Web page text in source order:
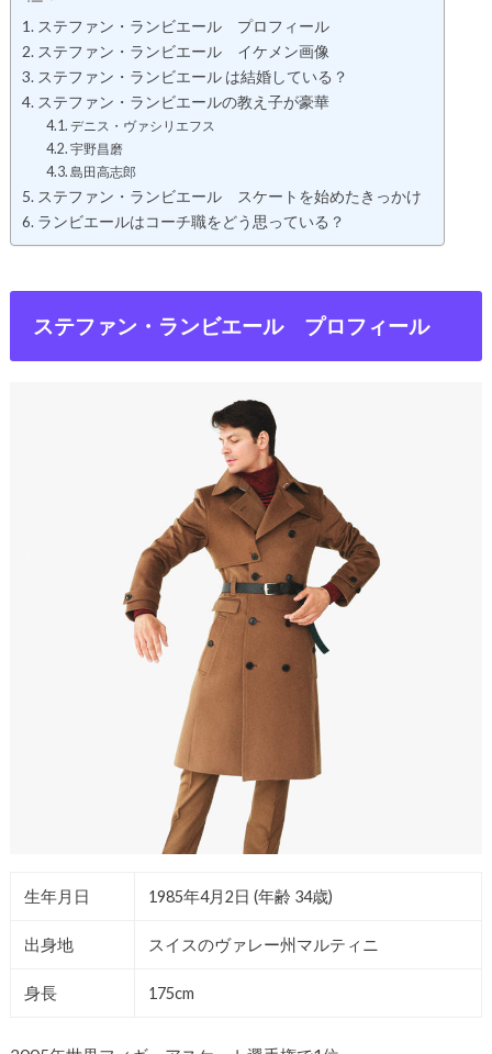
ステファン・ランビエール プロフィール
ステファン・ランビエール イケメン画像
ステファン・ランビエール は結婚している？
ステファン・ランビエールの教え子が豪華
デニス・ヴァシリエフス
宇野昌磨
島田高志郎
ステファン・ランビエール スケートを始めたきっかけ
ランビエールはコーチ職をどう思っている？
ステファン・ランビエール プロフィール
生年月日 1985年4月2日 (年齢 34歳)
出身地 スイスのヴァレー州マルティニ
身長 175cm